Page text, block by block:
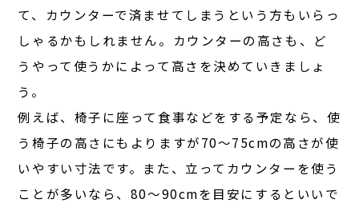
て、カウンターで済ませてしまうという方もいらっ
しゃるかもしれません。カウンターの高さも、ど
うやって使うかによって高さを決めていきましょ
う。
例えば、椅子に座って食事などをする予定なら、使
う椅子の高さにもよりますが70〜75cmの高さが使
いやすい寸法です。また、立ってカウンターを使う
ことが多いなら、80〜90cmを目安にするといいで